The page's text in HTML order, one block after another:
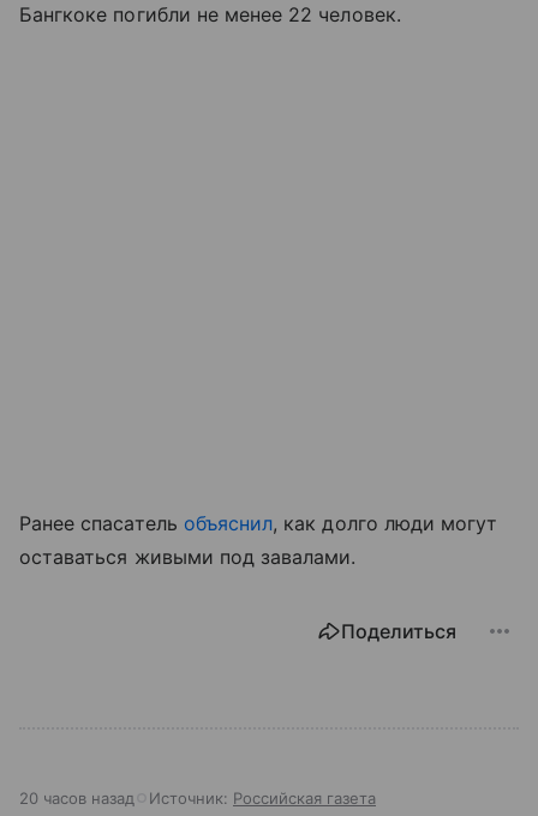
Бангкоке погибли не менее 22 человек.
Ранее спасатель объяснил, как долго люди могут
оставаться живыми под завалами.
Поделиться
20 часов назад Источник: Российская газета